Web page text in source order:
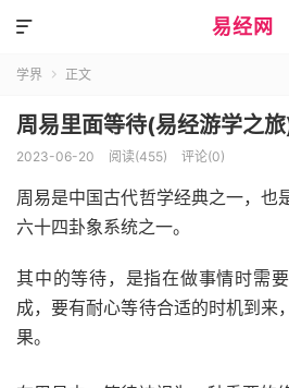
易经网

学界  正文
周易里面等待(易经游学之
2023-06-20 阅读(455) 评论(0)
周易是中国古代哲学经典之一，也
六十四卦象系统之一。
其中的等待，是指在做事情时需
成，要有耐心等待合适的时机到来
果。